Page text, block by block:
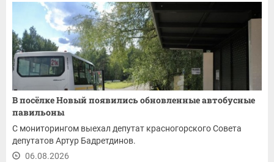
В посёлке Новый появились обновленные автобусные
павильоны
С мониторингом выехал депутат красногорского Совета
депутатов Артур Бадретдинов.
06.08.2026